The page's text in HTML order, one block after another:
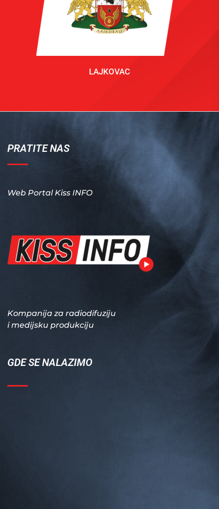
LAJKOVAC
PRATITE NAS
Web Portal Kiss INFO
Kompanija za radiodifuziju
i medijsku produkciju
GDE SE NALAZIMO